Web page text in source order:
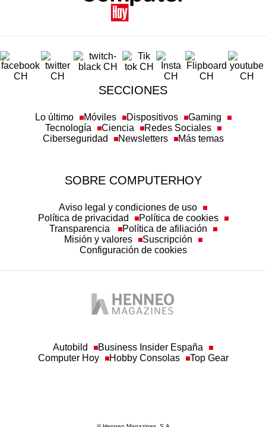
SECCIONES
Lo último Móviles Dispositivos
Gaming
Tecnología
Ciencia
Redes Sociales
Ciberseguridad
Newsletters Más temas
SOBRE COMPUTERHOY
Aviso legal y condiciones de uso
Política de privacidad
Política de cookies
Transparencia
Política de afiliación
Misión y valores
Suscripción
Configuración de cookies
Autobild
Business Insider España
Computer Hoy
Hobby Consolas Top Gear